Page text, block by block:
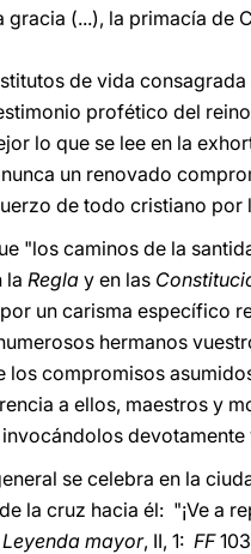
gracia (...), la primacía de
de vida
profético del
lo que se lee en la
un renovado
de todo cristiano
"los caminos de la
la Regla y en las
un carisma específico
hermanos
los compromisos
a ellos, maestros y
se celebra en la
la cruz hacia él: "¡Ve a
Leyenda mayor, II, 1: FF